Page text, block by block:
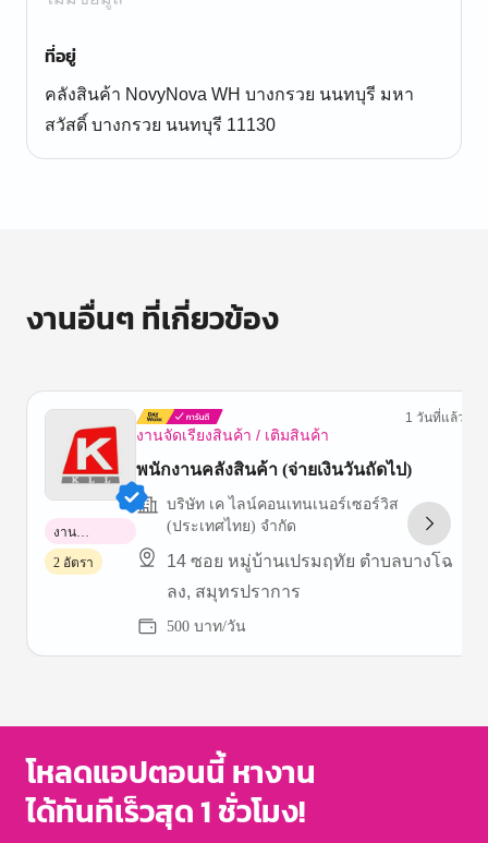
ที่อยู่
คลังสินค้า NovyNova WH บางกรวย นนทบุรี มหา
สวัสดิ์ บางกรวย นนทบุรี 11130
งานอื่นๆ ที่เกี่ยวข้อง
งานจัดเรียงสินค้า / เติมสินค้า
1 วันที่แล้ว
พนักงานคลังสินค้า (จ่ายเงินวันถัดไป)
บริษัท เค ไลน์คอนเทนเนอร์เซอร์วิส
(ประเทศไทย) จำกัด
14 ซอย หมู่บ้านเปรมฤทัย ตำบลบางโฉ
ลง, สมุทรปราการ
500 บาท/วัน
งาน
พาร์ทไทม์
2 อัตรา
of
โหลดแอปตอนนี้ หางาน
ได้ทันทีเร็วสุด 1 ชั่วโมง!